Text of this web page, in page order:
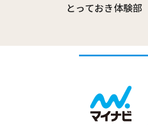
とっておき体験部